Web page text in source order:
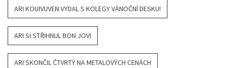
ARI KOUIVUVEN VYDAL S KOLEGY VÁNOČNÍ DESKU!
ARI SI STŘIHNUL BON JOVI
ARI SKONČIL ČTVRTÝ NA METALOVÝCH CENÁCH